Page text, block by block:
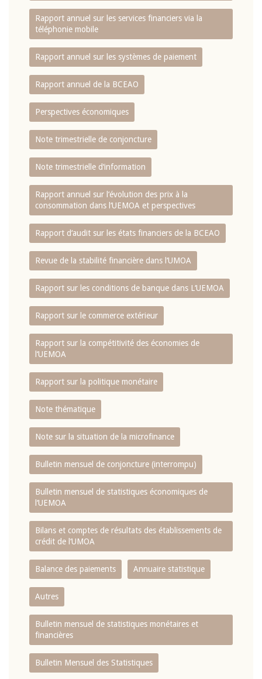
Rapport annuel sur les services financiers via la
téléphonie mobile
Rapport annuel sur les systèmes de paiement
Rapport annuel de la BCEAO
Perspectives économiques
Note trimestrielle de conjoncture
Note trimestrielle d‘information
Rapport annuel sur l‘évolution des prix à la
consommation dans l‘UEMOA et perspectives
Rapport d‘audit sur les états financiers de la BCEAO
Revue de la stabilité financière dans l‘UMOA
Rapport sur les conditions de banque dans L‘UEMOA
Rapport sur le commerce extérieur
Rapport sur la compétitivité des économies de
l‘UEMOA
Rapport sur la politique monétaire
Note thématique
Note sur la situation de la microfinance
Bulletin mensuel de conjoncture (interrompu)
Bulletin mensuel de statistiques économiques de
l‘UEMOA
Bilans et comptes de résultats des établissements de
crédit de l‘UMOA
Balance des paiements Annuaire statistique
Autres
Bulletin mensuel de statistiques monétaires et
financières
Bulletin Mensuel des Statistiques